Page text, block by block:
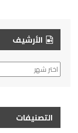
الأرشيف
الأرشيف
التصنيفات